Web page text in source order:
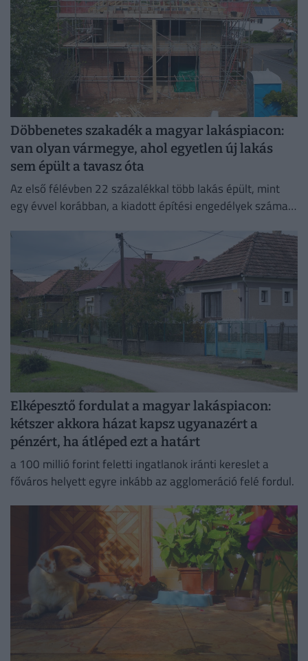
Döbbenetes szakadék a magyar lakáspiacon:
van olyan vármegye, ahol egyetlen új lakás
sem épült a tavasz óta
Az első félévben 22 százalékkal több lakás épült, mint
egy évvel korábban, a kiadott építési engedélyek száma
Elképesztő fordulat a magyar lakáspiacon:
kétszer akkora házat kapsz ugyanazért a
pénzért, ha átléped ezt a határt
a 100 millió forint feletti ingatlanok iránti kereslet a
főváros helyett egyre inkább az agglomeráció felé fordul.